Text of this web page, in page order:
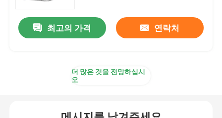
최고의 가격 연락처
더 많은 것을 전망하십시
오